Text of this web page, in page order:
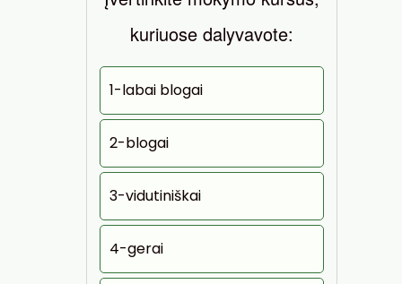
kuriuose dalyvavote:
1-labai blogai
2-blogai
3-vidutiniškai
4-gerai